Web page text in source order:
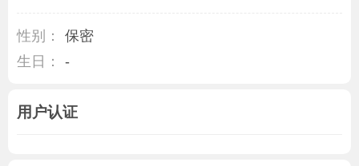
性别：
保密
生日：
-
用户认证